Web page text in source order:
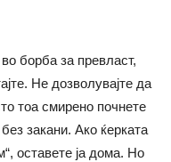
борба за превласт,
Не дозволувајте да
тоа смирено почнете
закани. Ако ќерката
оставете ја дома. Но